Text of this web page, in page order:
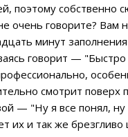
поэтому собственно
очень говорите?
минут
говорит —
смотрит
— "Ну я все понял,
их и так же